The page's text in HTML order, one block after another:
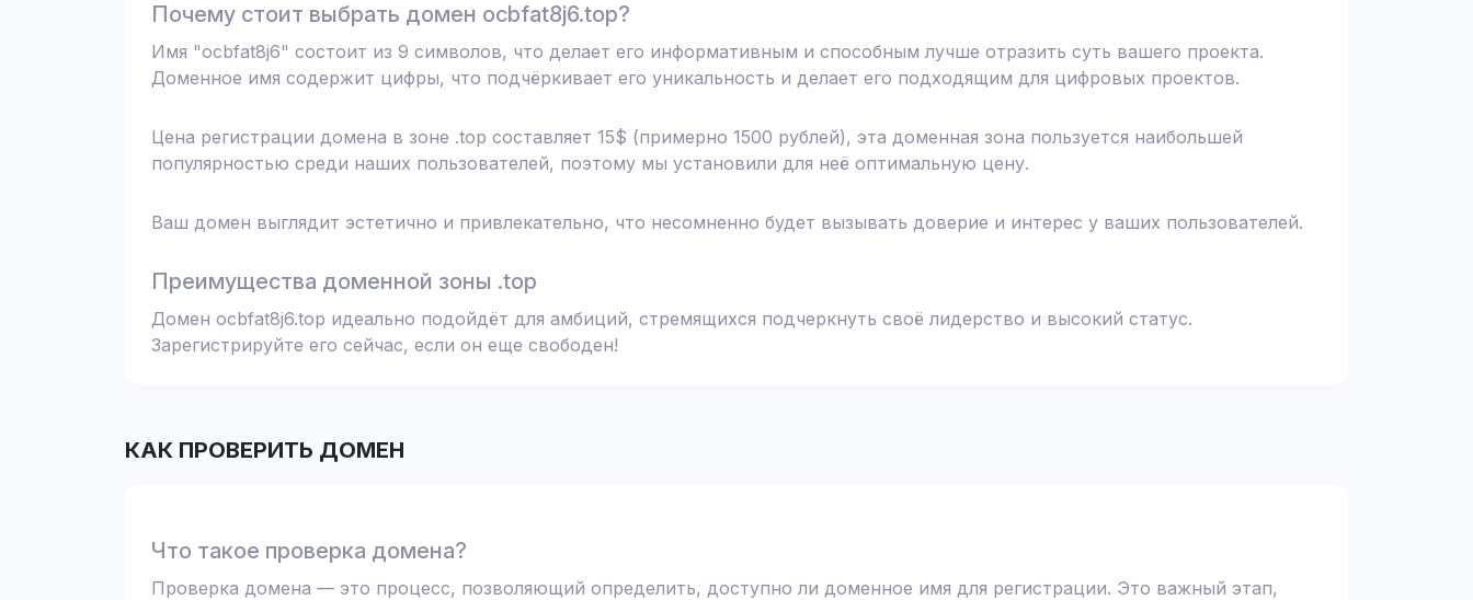
Почему стоит выбрать домен ocbfat8j6.top?
Имя "ocbfat8j6" состоит из 9 символов, что делает его информативным и способным лучше отразить суть вашего проекта.
Доменное имя содержит цифры, что подчёркивает его уникальность и делает его подходящим для цифровых проектов.
Цена регистрации домена в зоне .top составляет 15$ (примерно 1500 рублей), эта доменная зона пользуется наибольшей
популярностью среди наших пользователей, поэтому мы установили для неё оптимальную цену.
Ваш домен выглядит эстетично и привлекательно, что несомненно будет вызывать доверие и интерес у ваших пользователей.
Преимущества доменной зоны .top
Домен ocbfat8j6.top идеально подойдёт для амбиций, стремящихся подчеркнуть своё лидерство и высокий статус.
Зарегистрируйте его сейчас, если он еще свободен!
КАК ПРОВЕРИТЬ ДОМЕН
Что такое проверка домена?
Проверка домена — это процесс, позволяющий определить, доступно ли доменное имя для регистрации. Это важный этап,